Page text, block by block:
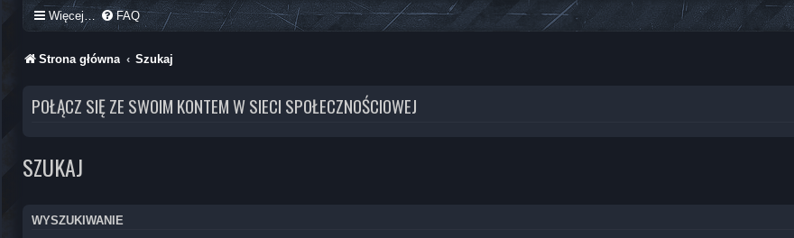
Więcej… FAQ
Strona główna Szukaj
POŁĄCZ SIĘ ZE SWOIM KONTEM W SIECI SPOŁECZNOŚCIOWEJ
SZUKAJ
WYSZUKIWANIE